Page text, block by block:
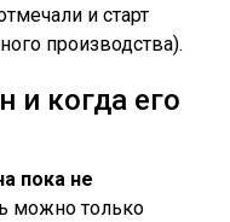
и старт
производства).
и когда его
пока не
можно только